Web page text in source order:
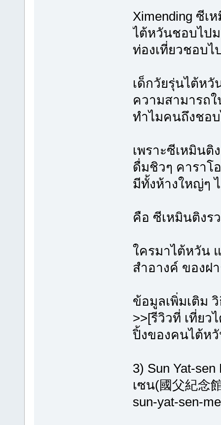
Ximending ซีเ
ไต้หวันชอบไป
ท่องเที่ยวชอบ
เด็กวัยรุ่นไต้ห
ความสามารถ
ทำไมคนถึงชอ
เพราะซีเหมินติ
ดื่มชิวๆ คาราโ
มีทั้งห้างใหญ่ๆ
คือ ซีเหมินติงร
ใครมาไต้หวัน
สำอางค์ ของฝ
ข้อมูลเพิ่มเติม
>>[รีวิวที่ เที่ยว
ปิ้งของคนไต้ห
3) Sun Yat-
เซน(國父紀念
sun-yat-sen-